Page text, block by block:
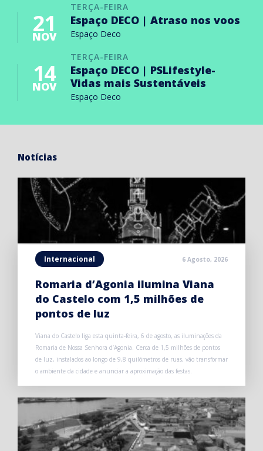
TERÇA-FEIRA
21
NOV
Espaço DECO | Atraso nos voos
Espaço Deco
TERÇA-FEIRA
14
NOV
Espaço DECO | PSLifestyle-
Vidas mais Sustentáveis
Espaço Deco
Notícias
Internacional 6 Agosto, 2026
Romaria d’Agonia ilumina Viana
do Castelo com 1,5 milhões de
pontos de luz
Viana do Castelo liga esta quinta-feira, 6 de agosto, as iluminações da
Romaria de Nossa Senhora d’Agonia. Cerca de 1,5 milhões de pontos
de luz, instalados ao longo de 9,8 quilómetros de ruas, vão transformar
o ambiente da cidade e anunciar a aproximação das festas.